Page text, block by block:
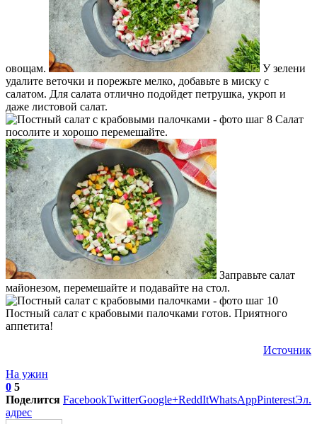
овощам.
У зелени
удалите веточки и порежьте мелко, добавьте в миску с
салатом. Для салата отлично подойдет петрушка, укроп и
даже листовой салат.
Салат
посолите и хорошо перемешайте.
Заправьте салат
майонезом, перемешайте и подавайте на стол.
Постный салат с крабовыми палочками готов. Приятного
аппетита!
Источник
На ужин
0 5
Поделится FacebookTwitterGoogle+ReddItWhatsAppPinterestЭл.
адрес